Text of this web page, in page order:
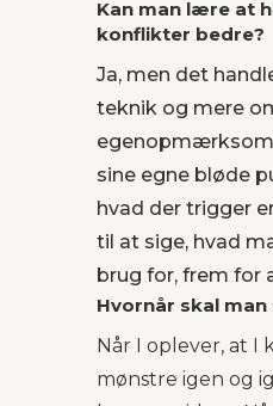
Kan man lære at
konflikter bedre?
Ja, men det
teknik og mere
sine egne bløde
hvad der trigger
til at sige, hvad
brug for, frem for
Hvornår skal
Når I oplever, at I
mønstre igen og